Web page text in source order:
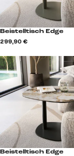
Beistelltisch Edge
299,90 €
Beistelltisch Edge